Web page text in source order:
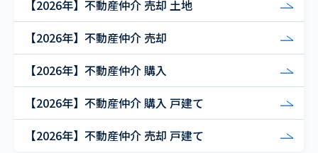
【2026年】不動産仲介 売却 土地
【2026年】不動産仲介 売却
【2026年】不動産仲介 購入
【2026年】不動産仲介 購入 戸建て
【2026年】不動産仲介 売却 戸建て